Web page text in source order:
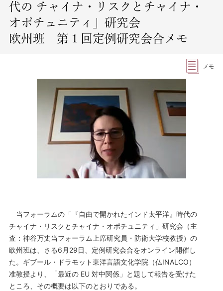
代の チャイナ・リスクとチャイナ・
オポチュニティ」研究会
欧州班 第１回定例研究会合メモ
メモ
当フォーラムの「『自由で開かれたインド太平洋』時代の
チャイナ・リスクとチャイナ・オポチュニティ」研究会（主
査：神谷万丈当フォーラム上席研究員・防衛大学校教授）の
欧州班は、さる6月29日、定例研究会合をオンライン開催し
た。ギブール・ドラモット東洋言語文化学院（仏INALCO）
准教授より、「最近の EU 対中関係」と題して報告を受けた
ところ、その概要は以下のとおりである。